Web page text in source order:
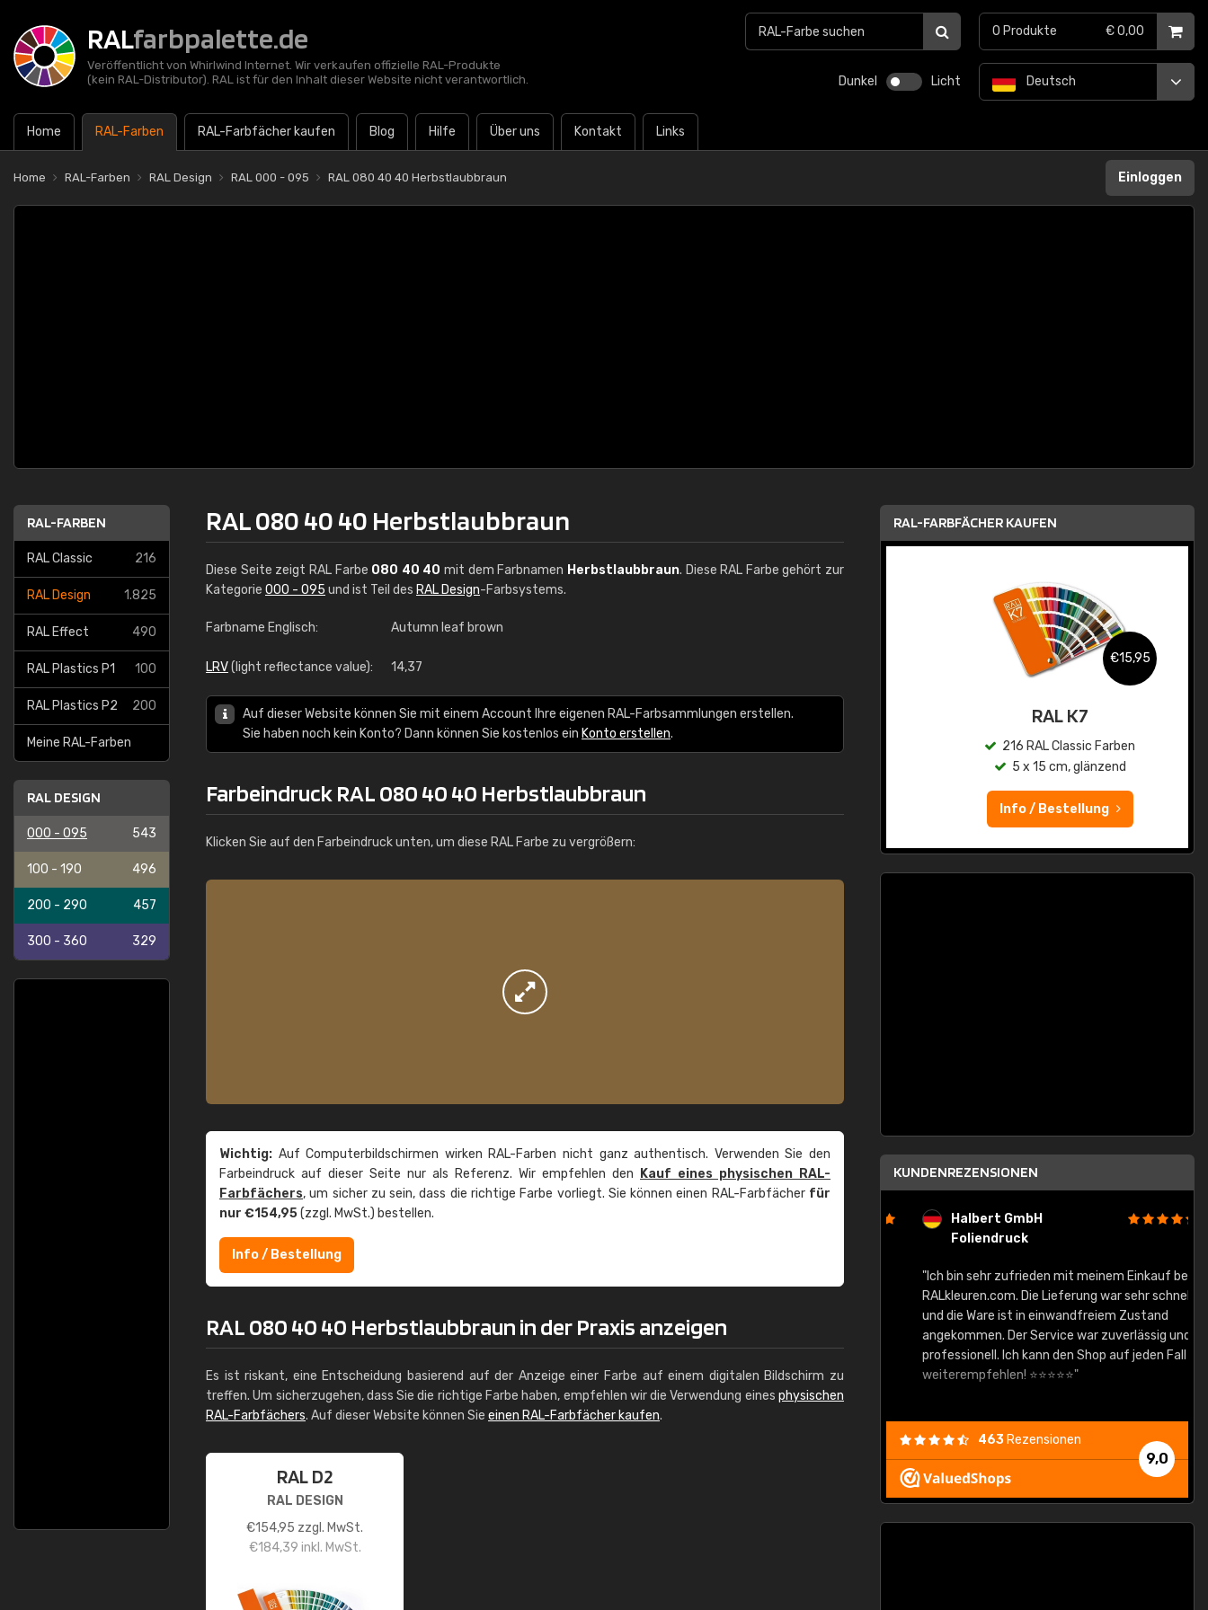
RALfarbpalette.de
Veröffentlicht von Whirlwind Internet. Wir verkaufen offizielle RAL-Produkte
(kein RAL-Distributor). RAL ist für den Inhalt dieser Website nicht verantwortlich.
Dunkel Licht
Home RAL-Farben RAL-Farbfächer kaufen Blog Hilfe Über uns Kontakt Links
Deutsch
0 Produkte € 0,00
Home RAL-Farben RAL Design RAL 000 - 095 RAL 080 40 40 Herbstlaubbraun Einloggen
RAL-FARBEN
RAL Classic 216
RAL Design 1.825
RAL Effect 490
RAL Plastics P1 100
RAL Plastics P2 200
Meine RAL-Farben
RAL DESIGN
000 - 095 543
100 - 190 496
200 - 290 457
300 - 360 329
RAL 080 40 40 Herbstlaubbraun
Diese Seite zeigt RAL Farbe 080 40 40 mit dem Farbnamen Herbstlaubbraun. Diese RAL Farbe gehört zur
Kategorie 000 - 095 und ist Teil des RAL Design-Farbsystems.
Farbname Englisch: Autumn leaf brown
LRV(light reflectance value): 14,37
Auf dieser Website können Sie mit einem Account Ihre eigenen RAL-Farbsammlungen erstellen.
Sie haben noch kein Konto? Dann können Sie kostenlos ein Konto erstellen.
Farbeindruck RAL 080 40 40 Herbstlaubbraun
Klicken Sie auf den Farbeindruck unten, um diese RAL Farbe zu vergrößern:
Wichtig: Auf Computerbildschirmen wirken RAL-Farben nicht ganz authentisch. Verwenden Sie den
Farbeindruck auf dieser Seite nur als Referenz. Wir empfehlen den
Kauf eines physischen RAL-
Farbfächers, um sicher zu sein, dass die richtige Farbe vorliegt. Sie können einen RAL-Farbfächer für
nur €154,95(zzgl. MwSt.) bestellen.
Info / Bestellung
RAL 080 40 40 Herbstlaubbraun in der Praxis anzeigen
Es ist riskant, eine Entscheidung basierend auf der Anzeige einer Farbe auf einem digitalen Bildschirm zu
treffen. Um sicherzugehen, dass Sie die richtige Farbe haben, empfehlen wir die Verwendung eines physischen
RAL-Farbfächers. Auf dieser Website können Sie einen RAL-Farbfächer kaufen.
RAL D2
RAL DESIGN
€154,95 zzgl. MwSt.
€184,39 inkl. MwSt.
RAL-FARBFÄCHER KAUFEN
RAL K7 auf Wasserbasis
€15,95
RAL K7
216 RAL Classic Farben
5 x 15 cm, glänzend
Info / Bestellung
KUNDENREZENSIONEN
Halbert GmbH
Foliendruck
"Ich bin sehr zufrieden mit meinem Einkauf bei
RALkleuren.com. Die Lieferung war sehr schnell
und die Ware ist in einwandfreiem Zustand
angekommen. Der Service war zuverlässig und
professionell. Ich kann den Shop auf jeden Fall
weiterempfehlen! ⭐⭐⭐⭐⭐"
9,0
463 Rezensionen